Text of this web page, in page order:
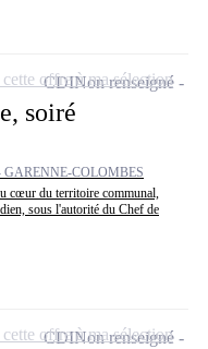
soiré
GARENNE-COLOMBES
cœur du territoire communal,
sous l'autorité du Chef de
CDINon renseigné
offre à ma sélection
CDINon renseigné
offre à ma sélection